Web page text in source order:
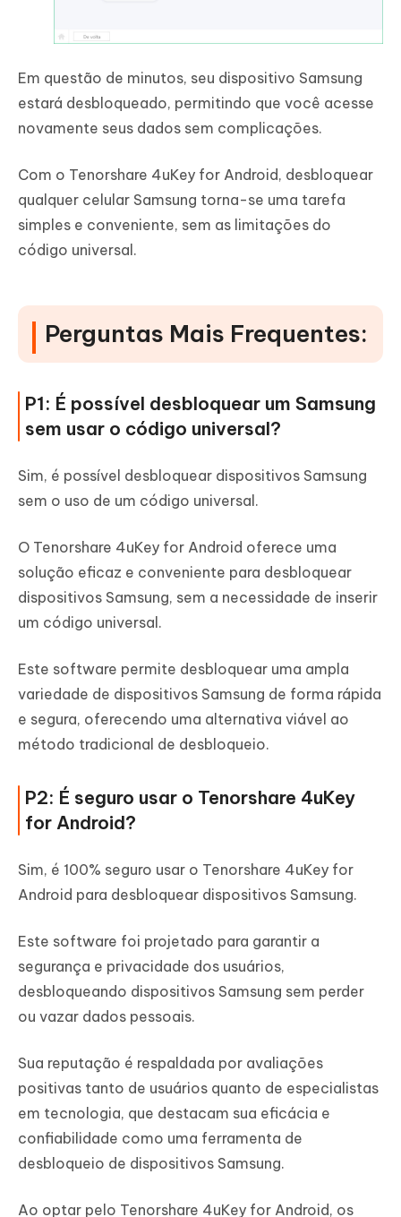
Em questão de minutos, seu dispositivo Samsung
estará desbloqueado, permitindo que você acesse
novamente seus dados sem complicações.
Com o Tenorshare 4uKey for Android, desbloquear
qualquer celular Samsung torna-se uma tarefa
simples e conveniente, sem as limitações do
código universal.
Perguntas Mais Frequentes:
P1: É possível desbloquear um Samsung
sem usar o código universal?
Sim, é possível desbloquear dispositivos Samsung
sem o uso de um código universal.
O Tenorshare 4uKey for Android oferece uma
solução eficaz e conveniente para desbloquear
dispositivos Samsung, sem a necessidade de inserir
um código universal.
Este software permite desbloquear uma ampla
variedade de dispositivos Samsung de forma rápida
e segura, oferecendo uma alternativa viável ao
método tradicional de desbloqueio.
P2: É seguro usar o Tenorshare 4uKey
for Android?
Sim, é 100% seguro usar o Tenorshare 4uKey for
Android para desbloquear dispositivos Samsung.
Este software foi projetado para garantir a
segurança e privacidade dos usuários,
desbloqueando dispositivos Samsung sem perder
ou vazar dados pessoais.
Sua reputação é respaldada por avaliações
positivas tanto de usuários quanto de especialistas
em tecnologia, que destacam sua eficácia e
confiabilidade como uma ferramenta de
desbloqueio de dispositivos Samsung.
Ao optar pelo Tenorshare 4uKey for Android, os